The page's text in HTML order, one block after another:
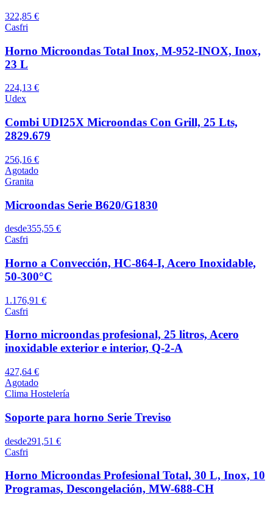
322,85 €
Casfri
Horno Microondas Total Inox, M-952-INOX, Inox,
23 L
224,13 €
Udex
Combi UDI25X Microondas Con Grill, 25 Lts,
2829.679
256,16 €
Agotado
Granita
Microondas Serie B620/G1830
desde355,55 €
Casfri
Horno a Convección, HC-864-I, Acero Inoxidable,
50-300°C
1.176,91 €
Casfri
Horno microondas profesional, 25 litros, Acero
inoxidable exterior e interior, Q-2-A
427,64 €
Agotado
Clima Hostelería
Soporte para horno Serie Treviso
desde291,51 €
Casfri
Horno Microondas Profesional Total, 30 L, Inox, 10
Programas, Descongelación, MW-688-CH